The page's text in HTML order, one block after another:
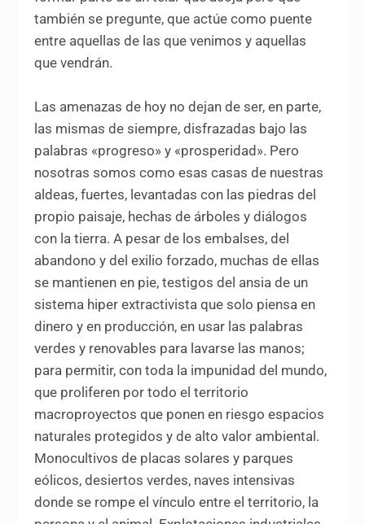
también se pregunte, que actúe como puente
entre aquellas de las que venimos y aquellas
que vendrán.
Las amenazas de hoy no dejan de ser, en parte,
las mismas de siempre, disfrazadas bajo las
palabras «progreso» y «prosperidad». Pero
nosotras somos como esas casas de nuestras
aldeas, fuertes, levantadas con las piedras del
propio paisaje, hechas de árboles y diálogos
con la tierra. A pesar de los embalses, del
abandono y del exilio forzado, muchas de ellas
se mantienen en pie, testigos del ansia de un
sistema hiper extractivista que solo piensa en
dinero y en producción, en usar las palabras
verdes y renovables para lavarse las manos;
para permitir, con toda la impunidad del mundo,
que proliferen por todo el territorio
macroproyectos que ponen en riesgo espacios
naturales protegidos y de alto valor ambiental.
Monocultivos de placas solares y parques
eólicos, desiertos verdes, naves intensivas
donde se rompe el vínculo entre el territorio, la